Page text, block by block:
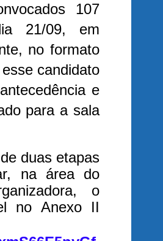
107
21/09, em
no formato
candidato
e
para a sala
duas etapas
na área do
o
no Anexo II